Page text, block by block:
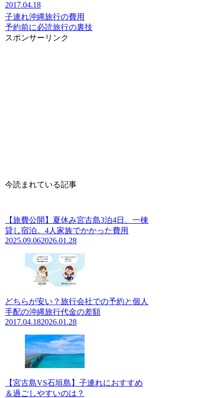
2017.04.18
子連れ沖縄旅行の費用
予約前に必読旅行の裏技
スポンサーリンク
今読まれている記事
【旅費公開】夏休み宮古島3泊4日、一棟
貸し宿泊。4人家族でかかった費用
2025.09.062026.01.28
どちらが安い？旅行会社での予約と個人
手配の沖縄旅行代金の差額
2017.04.182026.01.28
【宮古島VS石垣島】子連れにおすすめ
＆過ごしやすいのは？